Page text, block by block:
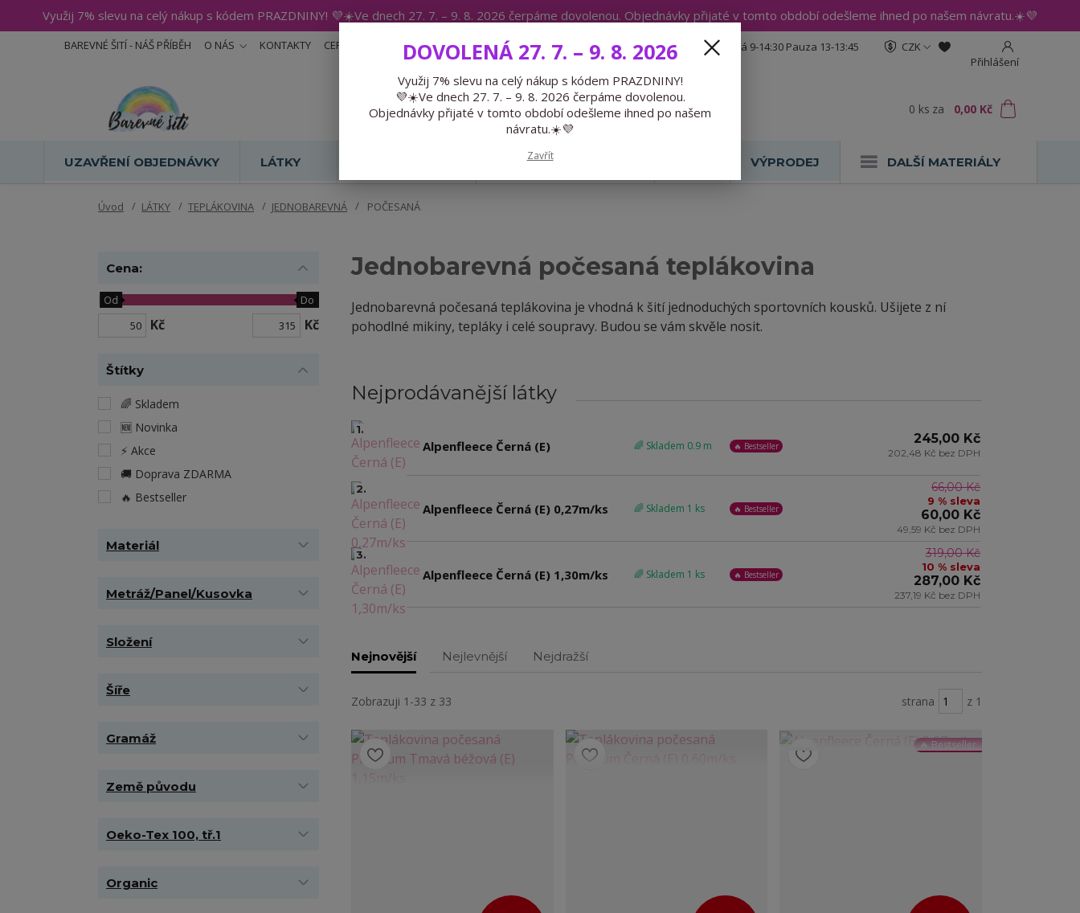
Využij 7% slevu na celý nákup s kódem PRAZDNINY! 💜☀️Ve dnech 27. 7. – 9. 8. 2026 čerpáme dovolenou. Objednávky přijaté v tomto období odešleme ihned po našem návratu.☀️💜
BAREVNÉ ŠITÍ - NÁŠ PŘÍBĚH O NÁS KONTAKTY CERTIFIKÁTY BLOG
CZK
Přihlášení
Hledat
Expedice 775 866 913 Po-Čt 9-15:30 Pá 9-14:30 Pauza 13-13:45
0 ks za 0,00 Kč
UZAVŘENÍ OBJEDNÁVKY LÁTKY PŘEDOBJEDNÁVKY VÝPRODEJ DALŠÍ MATERIÁLY
Úvod LÁTKY TEPLÁKOVINA JEDNOBAREVNÁ POČESANÁ
Jednobarevná počesaná teplákovina
Jednobarevná počesaná teplákovina je vhodná k šití jednoduchých sportovních kousků. Ušijete z ní
pohodlné mikiny, tepláky i celé soupravy. Budou se vám skvěle nosit.
Nejprodávanější látky
1.
Alpenfleece Černá (E) 🌈 Skladem 0.9 m 🔥 Bestseller 245,00 Kč
202,48 Kč bez DPH
2.
Alpenfleece Černá (E) 0,27m/ks 🌈 Skladem 1 ks 🔥 Bestseller
66,00 Kč
9 % sleva
60,00 Kč
49,59 Kč bez DPH
3.
Alpenfleece Černá (E) 1,30m/ks 🌈 Skladem 1 ks 🔥 Bestseller
319,00 Kč
10 % sleva
287,00 Kč
237,19 Kč bez DPH
Nejnovější Nejlevnější Nejdražší
Zobrazuji 1-33 z 33 strana z 1
🔥 Bestseller
Cena:
Kč
Od Do
Kč
Štítky
🌈 Skladem
🆕 Novinka
⚡️ Akce
🚚 Doprava ZDARMA
🔥 Bestseller
Materiál
Metráž/Panel/Kusovka
Složení
Šíře
Gramáž
Země původu
Oeko-Tex 100, tř.1
Organic
DOVOLENÁ 27. 7. – 9. 8. 2026
Využij 7% slevu na celý nákup s kódem PRAZDNINY!
💜☀️Ve dnech 27. 7. – 9. 8. 2026 čerpáme dovolenou.
Objednávky přijaté v tomto období odešleme ihned po našem
návratu.☀️💜
Zavřít